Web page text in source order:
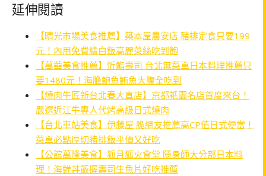
延伸閱讀
【晴光市場美食推薦】築本屋農安店 豬排定食只要199
元！內用免費續白飯高麗菜絲吃到飽
【萬華美食推薦】忻鮨壽司 台北無菜單日本料理推薦只
要1480元！海膽鮑魚鮪魚大腹全吃到
【燒肉牛匠新台北春大直店】京都祇園名店首度來台！
嚴選近江牛專人代烤高級日式燒肉
【台北車站美食】伊藤屋 脆網友推薦高CP值日式便當！
菜單必點厚切豬排飯平價又好吃
【公館萬隆美食】狐月狐火食堂 隱身師大分部日本料
理！海鮮丼飯握壽司生魚片好吃推薦